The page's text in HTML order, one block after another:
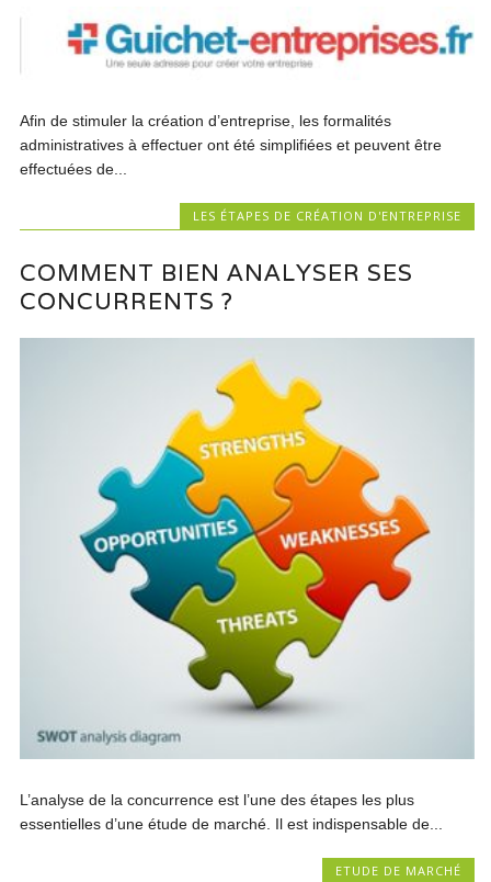
Afin de stimuler la création d’entreprise, les formalités
administratives à effectuer ont été simplifiées et peuvent être
effectuées de...
LES ÉTAPES DE CRÉATION D'ENTREPRISE
COMMENT BIEN ANALYSER SES
CONCURRENTS ?
L’analyse de la concurrence est l’une des étapes les plus
essentielles d’une étude de marché. Il est indispensable de...
ETUDE DE MARCHÉ